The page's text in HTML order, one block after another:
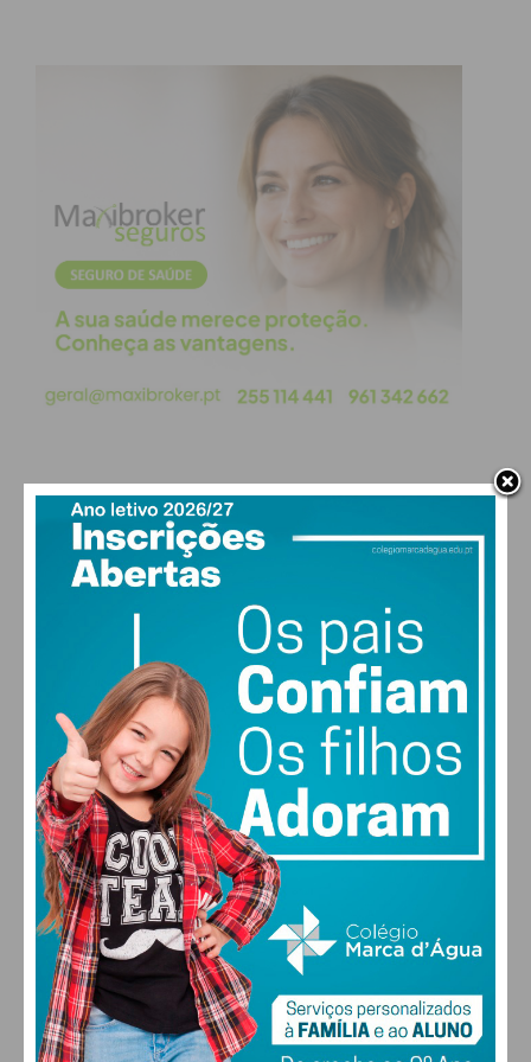
os serviços necessários para o seu conforto”,
concluiu a autarquia em comunicado.
Subscreva a newsletter do
Imediato
Assine nossa newsletter por e-mail e
obtenha de forma regular a informação
Eu li e concordo com os
condições
PAÇOS DE FERREIRA
26°
vento: 4m/s O
MAX 26 • MIN 25
27°
DOM
30
SEG
30°
TER
31
QUA
FARMACIAS DE SERVIÇO EM PAÇOS DE